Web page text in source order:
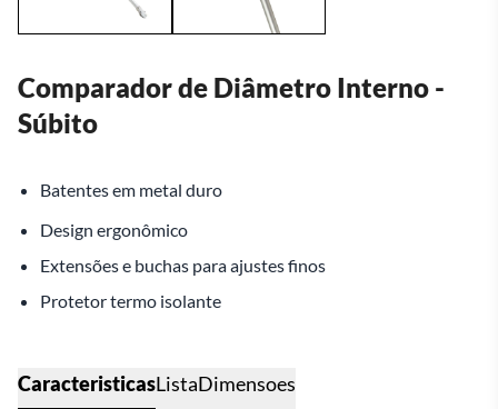
Comparador de Diâmetro Interno -
Súbito
Batentes em metal duro
Design ergonômico
Extensões e buchas para ajustes finos
Protetor termo isolante
CaracteristicasListaDimensoes